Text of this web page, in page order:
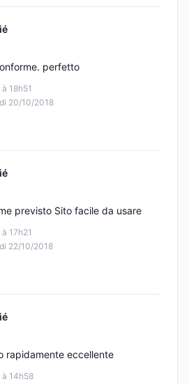
18h51
20/10/2018
perfetto
17h21
22/10/2018
previsto Sito facile da usare
14h58
rapidamente eccellente